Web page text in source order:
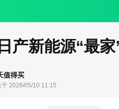
产新能源“最
值得买
于 2026/05/10 11:15